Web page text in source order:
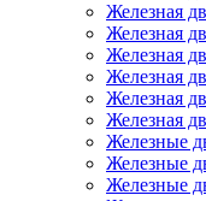
Железная
Железная
Железная
Железная
Железная
Железная
Железные
Железные
Железные